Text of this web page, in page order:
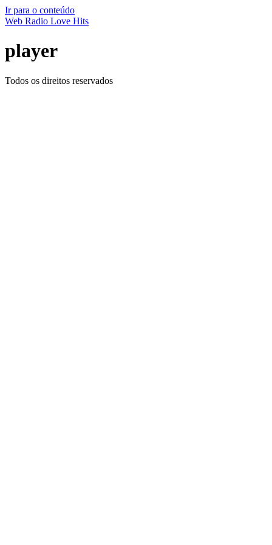
Ir para o conteúdo
Web Radio Love Hits
player
Todos os direitos reservados